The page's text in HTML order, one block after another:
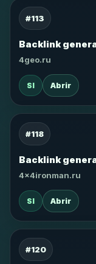
#113
Backlink
4geo.ru
SI Abrir
#118
Backlink
4x4ironman.ru
SI Abrir
#120